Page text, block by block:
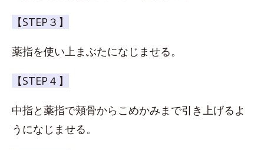
【STEP３】
薬指を使い上まぶたになじませる。
【STEP４】
中指と薬指で頬骨からこめかみまで引き上げるよ
うになじませる。